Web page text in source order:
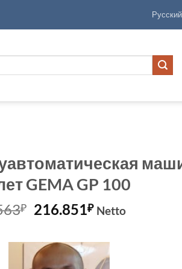
Русский
GEMA GP 100
₽ Первоначальная
составляла
282.563₽.
216.851₽Текущая
216.851₽.
Netto